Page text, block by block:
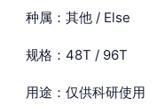
种属：其他 / Else
规格：48T / 96T
用途：仅供科研使用